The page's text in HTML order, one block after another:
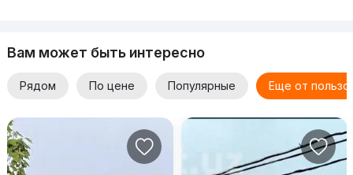
Вам может быть интересно
Рядом По цене Популярные Еще от